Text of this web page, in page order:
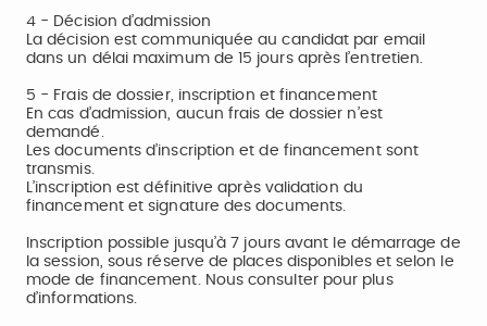
4 - Décision d’admission
La décision est communiquée au candidat par email
dans un délai maximum de 15 jours après l’entretien.
5 - Frais de dossier, inscription et financement
En cas d’admission, aucun frais de dossier n’est
demandé.
Les documents d’inscription et de financement sont
transmis.
L’inscription est définitive après validation du
financement et signature des documents.
Inscription possible jusqu’à 7 jours avant le démarrage de
la session, sous réserve de places disponibles et selon le
mode de financement. Nous consulter pour plus
d’informations.